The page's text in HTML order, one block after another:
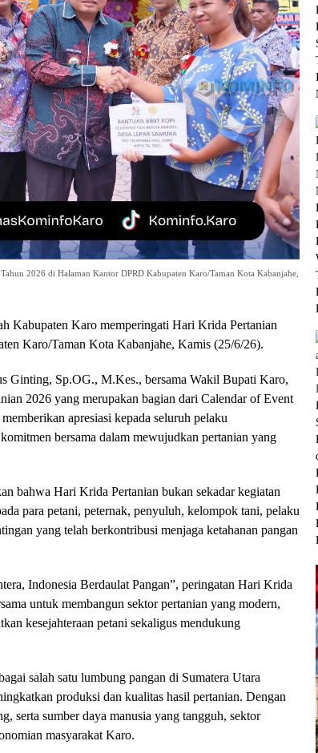
2026 di Halaman Kantor DPRD Kabupaten Karo/Taman Kota Kabanjahe,
Kabupaten Karo memperingati Hari Krida Pertanian
Karo/Taman Kota Kabanjahe, Kamis (25/6/26).
Ginting, Sp.OG., M.Kes., bersama Wakil Bupati Karo,
2026 yang merupakan bagian dari Calendar of Event
apresiasi kepada seluruh pelaku
bersama dalam mewujudkan pertanian yang
bahwa Hari Krida Pertanian bukan sekadar kegiatan
para petani, peternak, penyuluh, kelompok tani, pelaku
yang telah berkontribusi menjaga ketahanan pangan
Indonesia Berdaulat Pangan”, peringatan Hari Krida
untuk membangun sektor pertanian yang modern,
kesejahteraan petani sekaligus mendukung
salah satu lumbung pangan di Sumatera Utara
produksi dan kualitas hasil pertanian. Dengan
serta sumber daya manusia yang tangguh, sektor
masyarakat Karo.